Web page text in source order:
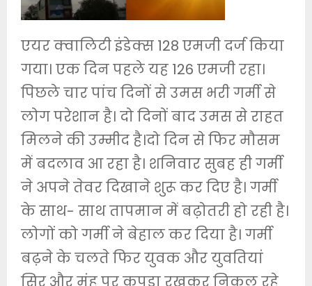
एयर क्वालिटी इंडेक्स 128 एमजी दर्ज किया
गया। एक दिन पहले यह 126 एमजी रहा।
पिछले चार पांच दिनों से उमस भरी गर्मी से
लोग परेशान है। दो दिनों बाद उमस से राहत
मिलने की उम्मीद है।दो दिन से फिर मौसम
में बदलाव आ रहा है। शनिवार सुबह ही गर्मी
ने अपने तेवर दिखाने शुरू कर दिए है। गर्मी
के साथ- साथ तापमान में बढ़ोतरी हो रही है।
लोगों को गर्मी ने बेहाल कर दिया है। गर्मी
बढ़ने के चलते फिर युवक और युवतियां
सिर और मुंह पर कपड़ा रखकर निकल रहे